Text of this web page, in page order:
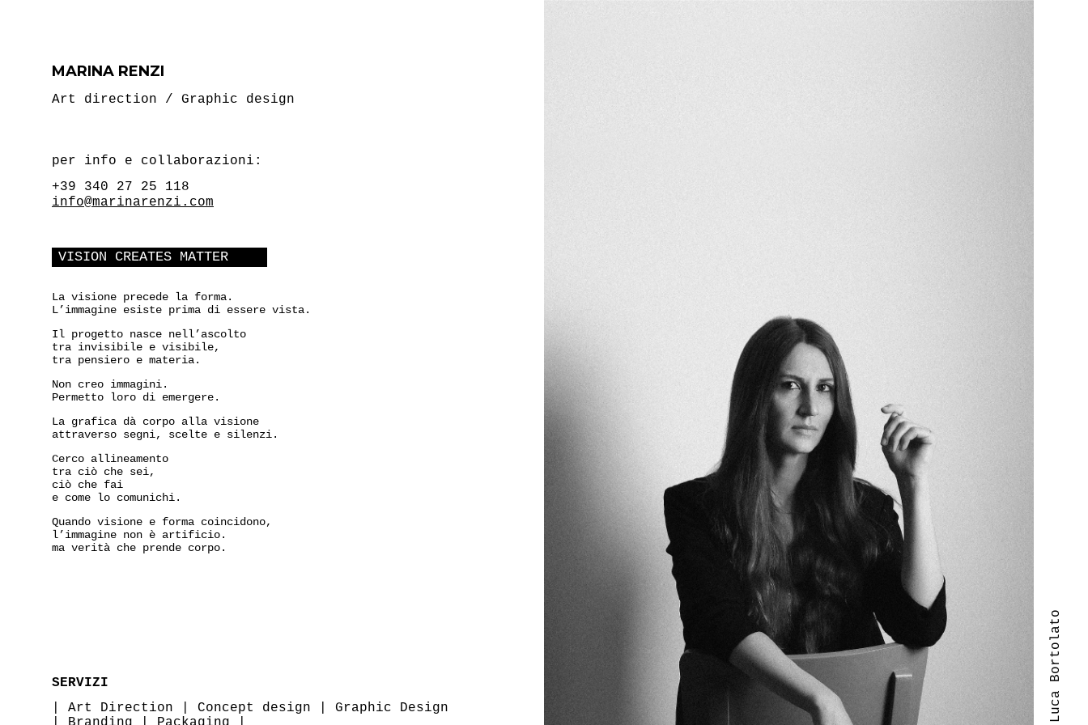
MARINA RENZI
Art direction / Graphic design
per info e collaborazioni:
+39 340 27 25 118
info@marinarenzi.com
VISION CREATES MATTER
La visione precede la forma.
L’immagine esiste prima di essere vista.
Il progetto nasce nell’ascolto
tra invisibile e visibile,
tra pensiero e materia.
Non creo immagini.
Permetto loro di emergere.
La grafica dà corpo alla visione
attraverso segni, scelte e silenzi.
Cerco allineamento
tra ciò che sei,
ciò che fai
e come lo comunichi.
Quando visione e forma coincidono,
l’immagine non è artificio.
ma verità che prende corpo.
SERVIZI
Art Direction Concept design
Graphic Design
| Luca Bortolato